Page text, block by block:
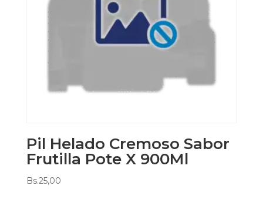
Pil Helado Cremoso Sabor
Frutilla Pote X 900Ml
Bs.25,00